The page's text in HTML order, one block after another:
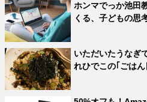
ホンマでっか池田
くる、子どもの思
いただいたうなぎ
れひでこの｢ごはん